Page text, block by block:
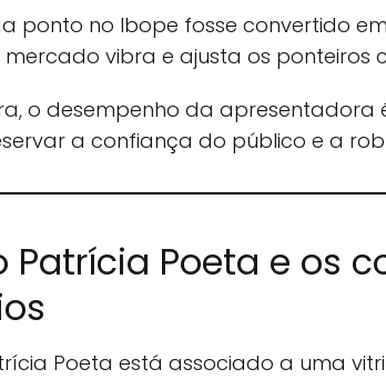
ponto no Ibope fosse convertido
mercado vibra e ajusta os ponteiros
o desempenho da
a confiança do público e a
Patrícia Poeta e os
Poeta está associado a uma